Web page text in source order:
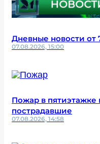
Дневные новости от
07.08.2026, 15:00
Пожар в пятиэтажке
пострадавшие
07.08.2026, 14:58